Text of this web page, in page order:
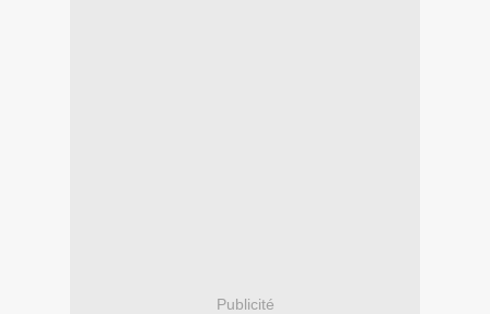
Publicité